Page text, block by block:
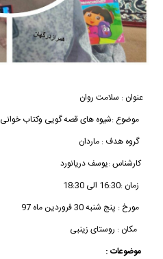
عنوان : سلامت روان
موضوع :شیوه های قصه گویی وکتاب خوانی
گروه هدف : ماردان
کارشناس :یوسف دریانورد
زمان :16:30 الی 18:30
مورخ : پنج شنبه 30 فروردین ماه 97
مکان : روستای زینبی
موضوعات :